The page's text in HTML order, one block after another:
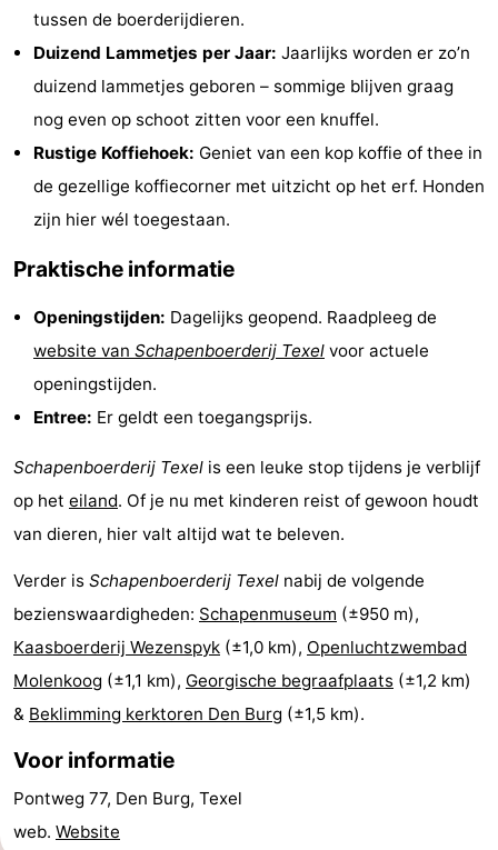
breakfasts)
Campings
Hotels
Vakantiehuizen
Eibernest
't
Hoogelandt
-
Beach
Park
Texel
-
Buytenveldt
De
Krim
-
EuroParcs
Texel
-
Kustpark
Texel
-
Sluftervallei
-
Strandhuys
-
Villapark
Residentie
-
Villapark
Last
Zien
tussen de boerderijdieren.
Duizend Lammetjes per Jaar: Jaarlijks worden er zo’n
duizend lammetjes geboren – sommige blijven graag
nog even op schoot zitten voor een knuffel.
Rustige Koffiehoek: Geniet van een kop koffie of thee in
de gezellige koffiecorner met uitzicht op het erf. Honden
zijn hier wél toegestaan.
Praktische informatie
Openingstijden: Dagelijks geopend. Raadpleeg de
website van Schapenboerderij Texel voor actuele
openingstijden.
Entree: Er geldt een toegangsprijs.
Schapenboerderij Texel is een leuke stop tijdens je verblijf
op het eiland. Of je nu met kinderen reist of gewoon houdt
van dieren, hier valt altijd wat te beleven.
Verder is Schapenboerderij Texel nabij de volgende
bezienswaardigheden: Schapenmuseum (±950 m),
Kaasboerderij Wezenspyk (±1,0 km), Openluchtzwembad
Molenkoog (±1,1 km), Georgische begraafplaats (±1,2 km)
& Beklimming kerktoren Den Burg (±1,5 km).
Voor informatie
Pontweg 77, Den Burg, Texel
web. Website